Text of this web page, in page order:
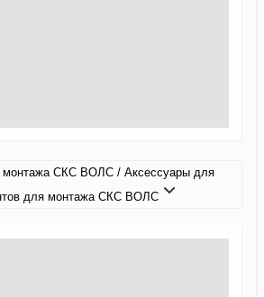
монтажа СКС ВОЛС / Аксессуары для
для монтажа СКС ВОЛС